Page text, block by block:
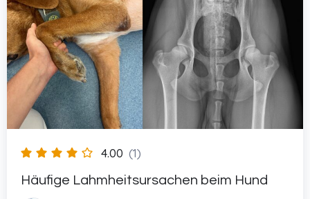
4.00 (1)
Häufige Lahmheitsursachen beim Hund